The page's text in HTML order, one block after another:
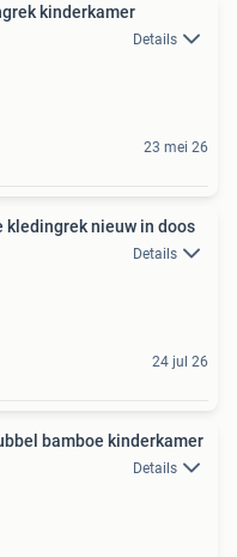
kinderkamer
Details
23 mei 26
kledingrek nieuw in doos
Details
24 jul 26
bamboe kinderkamer
Details